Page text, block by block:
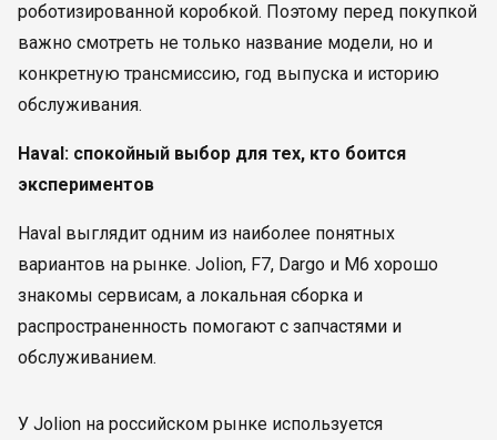
роботизированной коробкой. Поэтому перед покупкой
важно смотреть не только название модели, но и
конкретную трансмиссию, год выпуска и историю
обслуживания.
Haval: спокойный выбор для тех, кто боится
экспериментов
Haval выглядит одним из наиболее понятных
вариантов на рынке. Jolion, F7, Dargo и M6 хорошо
знакомы сервисам, а локальная сборка и
распространенность помогают с запчастями и
обслуживанием.
У Jolion на российском рынке используется